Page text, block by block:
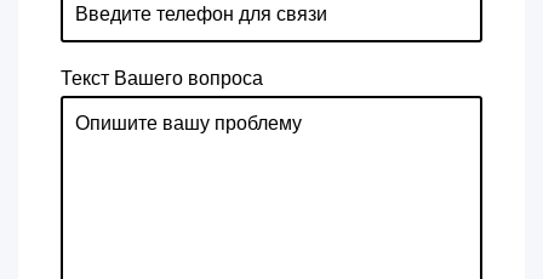
Текст Вашего вопроса